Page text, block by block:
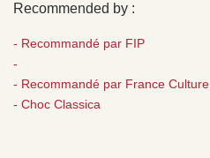
Recommended by :
- Recommandé par FIP
-
- Recommandé par France Culture
- Choc Classica